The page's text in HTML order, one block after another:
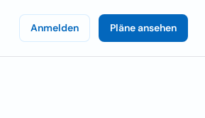
Anmelden Pläne ansehen